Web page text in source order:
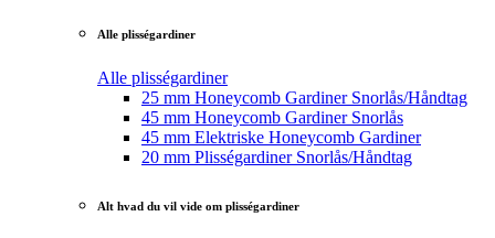
Alle plisségardiner
Alle plisségardiner
25 mm Honeycomb Gardiner Snorlås/Håndtag
45 mm Honeycomb Gardiner Snorlås
45 mm Elektriske Honeycomb Gardiner
20 mm Plisségardiner Snorlås/Håndtag
Alt hvad du vil vide om plisségardiner